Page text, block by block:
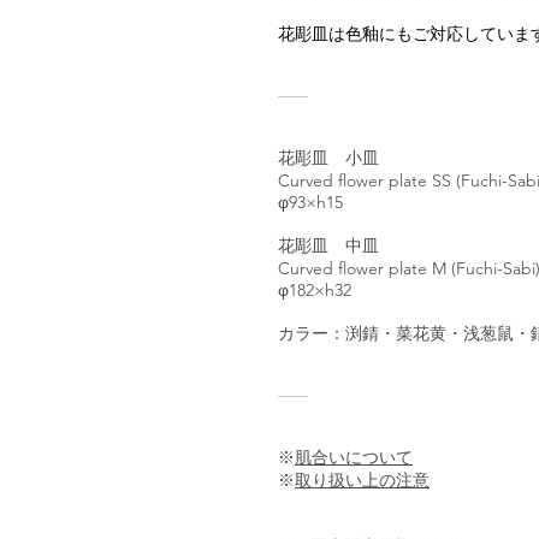
花彫皿は色釉にもご対応していま
花彫皿 小皿
Curved flower plate SS (Fuchi-
φ93×h15
花彫皿 中皿
Curved flower plate M (Fuchi-Sabi)
φ182×h32
カラー：渕錆・菜花黄・浅葱鼠・
※肌合いについて
※取り扱い上の注意